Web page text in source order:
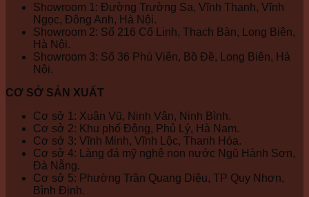
Showroom 1: Đường Trường Sa, Vĩnh Thanh, Vĩnh
Ngọc, Đông Anh, Hà Nội.
Showroom 2: Số 216 Cổ Linh, Thạch Bàn, Long Biên,
Hà Nội.
Showroom 3: Số 36 Phú Viên, Bồ Đề, Long Biên, Hà
Nội.
CƠ SỞ SẢN XUẤT
Cơ sở 1: Xuân Vũ, Ninh Vân, Ninh Bình.
Cơ sở 2: Khu phố Động, Phủ Lý, Hà Nam.
Cơ sở 3: Vĩnh Minh, Vĩnh Lộc, Thanh Hóa.
Cơ sở 4: Làng đá mỹ nghệ non nước Ngũ Hành Sơn,
Đà Nẵng.
Cơ sở 5: Phường Trần Quang Diệu, TP Quy Nhơn,
Bình Định.